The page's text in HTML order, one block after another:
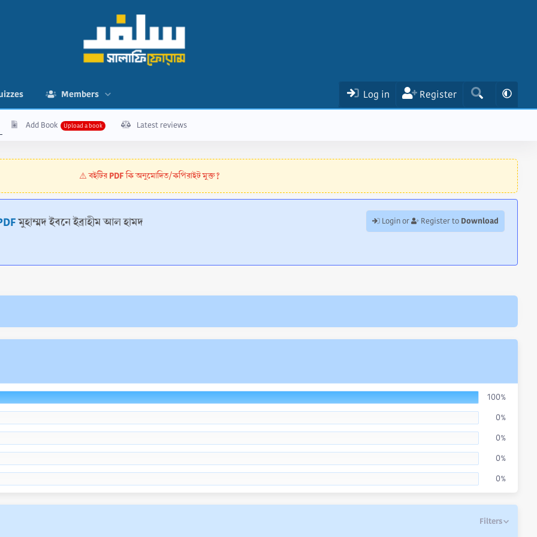
Members Log in Register
Add Book Latest reviews
⚠️বইটির PDF কি অনুমোদিত/কপিরাইট মুক্ত?
মুহাম্মদ ইবনে ইব্রাহীম আল হামদ Login or Register to Download
100%
0%
0%
0%
0%
Filters